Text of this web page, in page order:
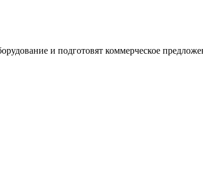
и подготовят коммерческое